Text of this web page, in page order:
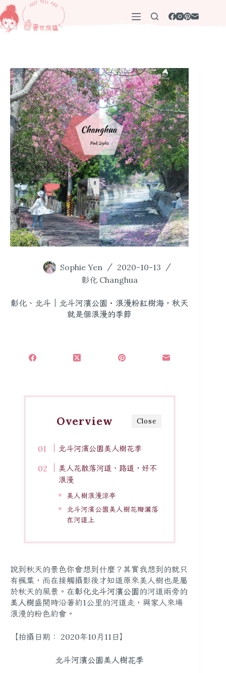
跳
至
主
Sophie Yen
2020-10-13
彰化 Changhua
彰化、北斗｜北斗河濱公園・浪漫粉紅樹海，秋天
就是個浪漫的季節
Close
Overview
北斗河濱公園美人樹花季
美人花散落河道、路道，好不
浪漫
美人樹浪漫涼亭
北斗河濱公園美人樹花瓣灑落
在河道上
說到秋天的景色你會想到什麼？其實我想到的就只
有楓葉，而在接觸攝影後才知道原來美人樹也是屬
於秋天的風景。在彰化北斗河濱公園 的河道兩旁的
美人樹盛開時沿著約1公里的河道走，與家人來場
浪漫的粉色約會。
【拍攝日期： 2020年10月11日】
北斗河濱公園美人樹花季